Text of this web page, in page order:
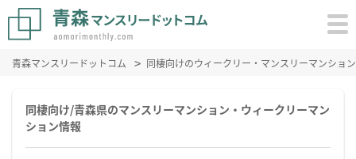
青森マンスリードットコム 同棲向けのウィークリー・マンスリーマンショ
同棲向け/青森県のマンスリーマンション・ウィークリーマン
ション情報